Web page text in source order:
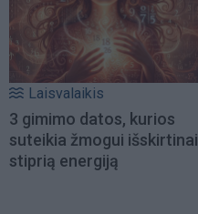
Laisvalaikis
3 gimimo datos, kurios
suteikia žmogui išskirtinai
stiprią energiją